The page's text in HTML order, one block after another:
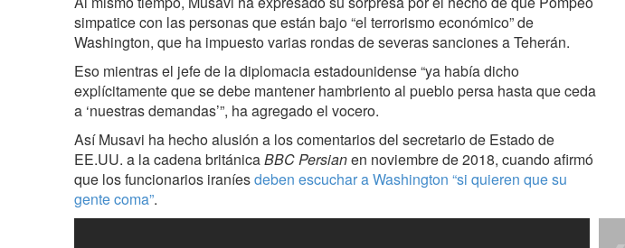
simpatice con las personas que están bajo “el terrorismo económico” de
Washington, que ha impuesto varias rondas de severas sanciones a Teherán.
Eso mientras el jefe de la diplomacia estadounidense “ya había dicho
explícitamente que se debe mantener hambriento al pueblo persa hasta que ceda
a ‘nuestras demandas’”, ha agregado el vocero.
Así Musavi ha hecho alusión a los comentarios del secretario de Estado de
EE.UU. a la cadena británicaBBC Persianen noviembre de 2018, cuando afirmó
que los funcionarios iraníesdeben escuchar a Washington “si quieren que su
gente coma”.